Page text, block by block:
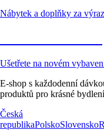
Nábytek a doplňky za
Ušetřete na novém
E-shop s každodenní
produktů pro krásné
Česká
republikaPolskoSlovensko